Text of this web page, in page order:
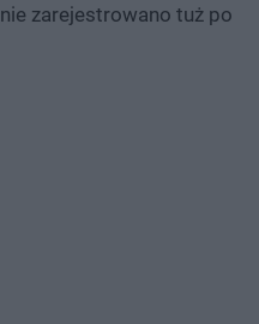
zarejestrowano tuż po